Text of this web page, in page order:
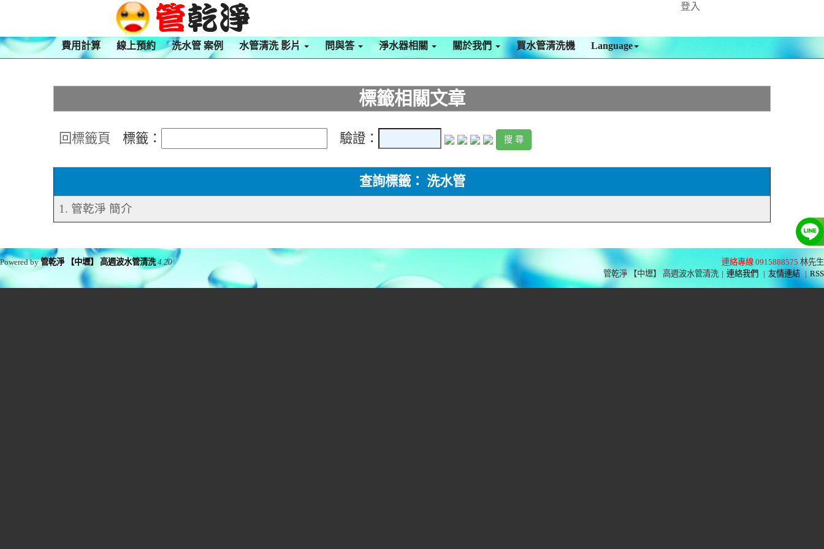
登入
費用計算 線上預約 洗水管 案例 水管清洗 影片 問與答 淨水器相關 關於我們 買水管清洗機 Language
標籤相關文章
回標籤頁 標籤： 驗證：
查詢標籤： 洗水管
1. 管乾淨 簡介
連絡專線 0915888575 林先生
管乾淨 【中壢】 高週波水管清洗 | 連絡我們 | 友情連結 | RSS
Powered by管乾淨 【中壢】 高週波水管清洗 4.20